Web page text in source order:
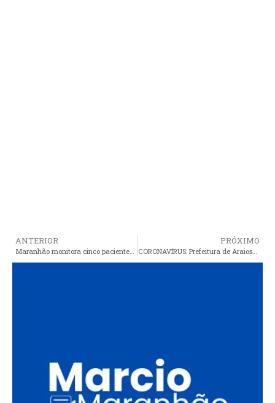
ANTERIOR PRÓXIMO
CORONAVÍRUS: Prefeitura de Araioses informa por meio de nota, o cancelamento de todos os eventos de grande público